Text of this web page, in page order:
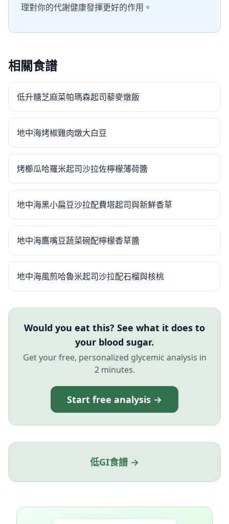
理對你的代謝健康發揮更好的作用。
相關食譜
低升糖芝麻菜帕瑪森起司藜麥燉飯
地中海烤椒雞肉燉大白豆
烤櫛瓜哈羅米起司沙拉佐檸檬薄荷醬
地中海黑小扁豆沙拉配費塔起司與新鮮香草
地中海鷹嘴豆蔬菜碗配檸檬香草醬
地中海風煎哈魯米起司沙拉配石榴與核桃
Would you eat this? See what it does to
your blood sugar.
Get your free, personalized glycemic analysis in
2 minutes.
Start free analysis →
低GI食譜 →